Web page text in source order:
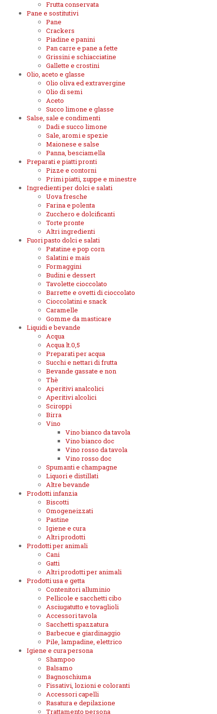
Frutta conservata
Pane e sostitutivi
Pane
Crackers
Piadine e panini
Pan carre e pane a fette
Grissini e schiacciatine
Gallette e crostini
Olio, aceto e glasse
Olio oliva ed extravergine
Olio di semi
Aceto
Succo limone e glasse
Salse, sale e condimenti
Dadi e succo limone
Sale, aromi e spezie
Maionese e salse
Panna, besciamella
Preparati e piatti pronti
Pizze e contorni
Primi piatti, zuppe e minestre
Ingredienti per dolci e salati
Uova fresche
Farina e polenta
Zucchero e dolcificanti
Torte pronte
Altri ingredienti
Fuori pasto dolci e salati
Patatine e pop corn
Salatini e mais
Formaggini
Budini e dessert
Tavolette cioccolato
Barrette e ovetti di cioccolato
Cioccolatini e snack
Caramelle
Gomme da masticare
Liquidi e bevande
Acqua
Acqua lt.0,5
Preparati per acqua
Succhi e nettari di frutta
Bevande gassate e non
Thè
Aperitivi analcolici
Aperitivi alcolici
Sciroppi
Birra
Vino
Vino bianco da tavola
Vino bianco doc
Vino rosso da tavola
Vino rosso doc
Spumanti e champagne
Liquori e distillati
Altre bevande
Prodotti infanzia
Biscotti
Omogeneizzati
Pastine
Igiene e cura
Altri prodotti
Prodotti per animali
Cani
Gatti
Altri prodotti per animali
Prodotti usa e getta
Contenitori alluminio
Pellicole e sacchetti cibo
Asciugatutto e tovaglioli
Accessori tavola
Sacchetti spazzatura
Barbecue e giardinaggio
Pile, lampadine, elettrico
Igiene e cura persona
Shampoo
Balsamo
Bagnoschiuma
Fissativi, lozioni e coloranti
Accessori capelli
Rasatura e depilazione
Trattamento persona